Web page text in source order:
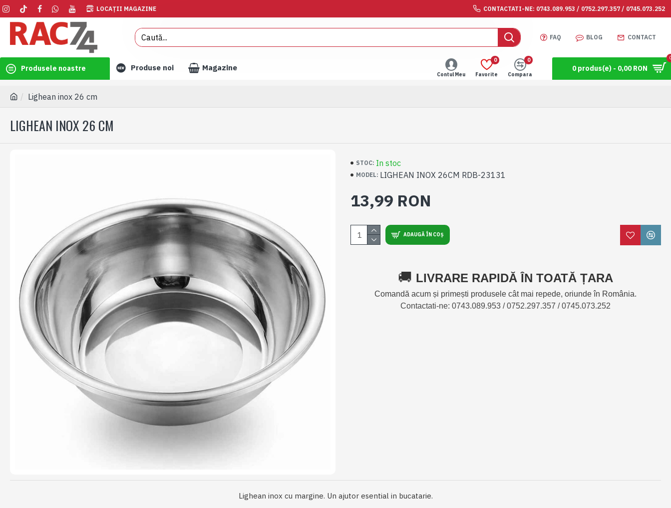
LOCAȚII MAGAZINE CONTACTATI-NE: 0743.089.953 / 0752.297.357 / 0745.073.252
FAQ BLOG CONTACT
Produsele noastre Produse noi Magazine
Contul Meu Favorite
0
Compara
0
0 produs(e) - 0,00 RON
Lighean inox 26 cm
LIGHEAN INOX 26 CM
STOC: In stoc
MODEL: LIGHEAN INOX 26CM RDB-23131
13,99 RON
ADAUGĂ ÎN COȘ
🚚 LIVRARE RAPIDĂ ÎN TOATĂ ȚARA
Comandă acum și primești produsele cât mai repede, oriunde în România.
Contactati-ne: 0743.089.953 / 0752.297.357 / 0745.073.252
Lighean inox cu margine. Un ajutor esential in bucatarie.